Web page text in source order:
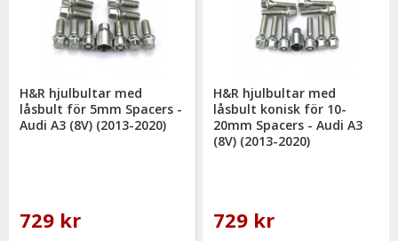
H&R hjulbultar med
låsbult för 5mm Spacers -
Audi A3 (8V) (2013-2020)
729 kr
H&R hjulbultar med
låsbult konisk för 10-
20mm Spacers - Audi A3
(8V) (2013-2020)
729 kr